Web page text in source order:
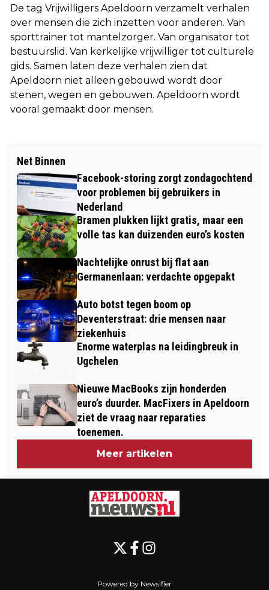
De tag Vrijwilligers Apeldoorn verzamelt verhalen
over mensen die zich inzetten voor anderen. Van
sporttrainer tot mantelzorger. Van organisator tot
bestuurslid. Van kerkelijke vrijwilliger tot culturele
gids. Samen laten deze verhalen zien dat
Apeldoorn niet alleen gebouwd wordt door
stenen, wegen en gebouwen. Apeldoorn wordt
vooral gemaakt door mensen.
Net Binnen
Facebook-storing zorgt zondagochtend
voor problemen bij gebruikers in
Nederland
Bramen plukken lijkt gratis, maar een
volle tas kan duizenden euro’s kosten
Nachtelijke onrust bij flat aan
Germanenlaan: verdachte opgepakt
Auto botst tegen boom op
Deventerstraat: drie mensen naar
ziekenhuis
Enorme waterplas na leidingbreuk in
Ugchelen
Nieuwe MacBooks zijn honderden
euro’s duurder. MacFixers in Apeldoorn
ziet de vraag naar reparaties
toenemen.
Meer artikelen
Powered by Newsifier